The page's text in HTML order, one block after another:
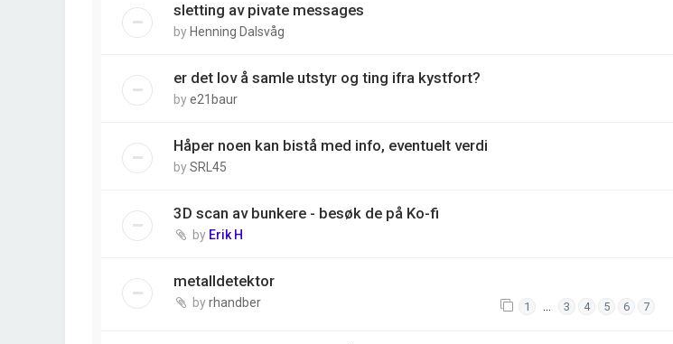
sletting av pivate messages
by Henning Dalsvåg
er det lov å samle utstyr og ting ifra kystfort?
bye21baur
Håper noen kan bistå med info, eventuelt verdi
bySRL45
3D scan av bunkere - besøk de på Ko-fi
by Erik H
metalldetektor
byrhandber 1 … 3 4 5 6 7